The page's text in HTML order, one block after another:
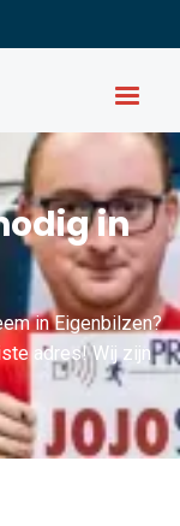
in
in Eigenbilzen?
adres! Wij zijn